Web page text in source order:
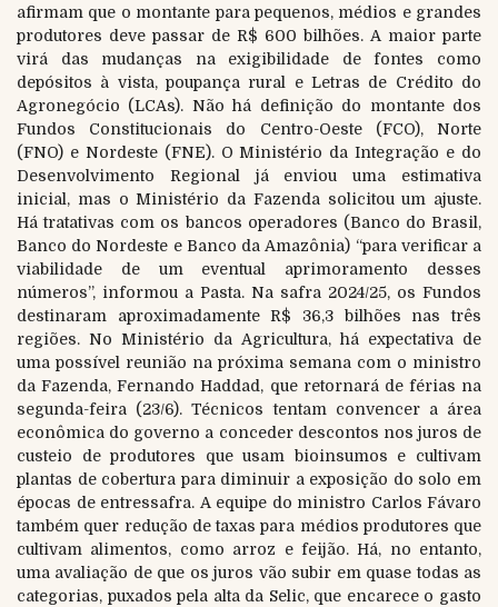
afirmam que o montante para pequenos, médios e grandes
produtores deve passar de R$ 600 bilhões. A maior parte
virá das mudanças na exigibilidade de fontes como
depósitos à vista, poupança rural e Letras de Crédito do
Agronegócio (LCAs). Não há definição do montante dos
Fundos Constitucionais do Centro-Oeste (FCO), Norte
(FNO) e Nordeste (FNE). O Ministério da Integração e do
Desenvolvimento Regional já enviou uma estimativa
inicial, mas o Ministério da Fazenda solicitou um ajuste.
Há tratativas com os bancos operadores (Banco do Brasil,
Banco do Nordeste e Banco da Amazônia) “para verificar a
viabilidade de um eventual aprimoramento desses
números”, informou a Pasta. Na safra 2024/25, os Fundos
destinaram aproximadamente R$ 36,3 bilhões nas três
regiões. No Ministério da Agricultura, há expectativa de
uma possível reunião na próxima semana com o ministro
da Fazenda, Fernando Haddad, que retornará de férias na
segunda-feira (23/6). Técnicos tentam convencer a área
econômica do governo a conceder descontos nos juros de
custeio de produtores que usam bioinsumos e cultivam
plantas de cobertura para diminuir a exposição do solo em
épocas de entressafra. A equipe do ministro Carlos Fávaro
também quer redução de taxas para médios produtores que
cultivam alimentos, como arroz e feijão. Há, no entanto,
uma avaliação de que os juros vão subir em quase todas as
categorias, puxados pela alta da Selic, que encarece o gasto